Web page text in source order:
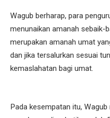
Wagub berharap, para
menunaikan amanah sebaik-
merupakan amanah umat
dan jika tersalurkan sesuai
kemaslahatan bagi umat.
Pada kesempatan itu,